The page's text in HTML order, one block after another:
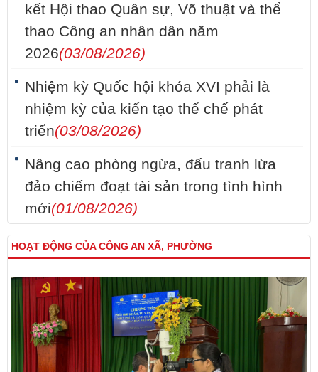
kết Hội thao Quân sự, Võ thuật và thể
thao Công an nhân dân năm
2026(03/08/2026)
Nhiệm kỳ Quốc hội khóa XVI phải là
nhiệm kỳ của kiến tạo thể chế phát
triển(03/08/2026)
Nâng cao phòng ngừa, đấu tranh lừa
đảo chiếm đoạt tài sản trong tình hình
mới(01/08/2026)
HOẠT ĐỘNG CỦA CÔNG AN XÃ, PHƯỜNG